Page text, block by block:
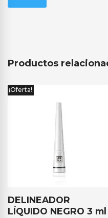
Productos
¡Oferta!
DELINEADOR
LÍQUIDO NEGRO 3 ml